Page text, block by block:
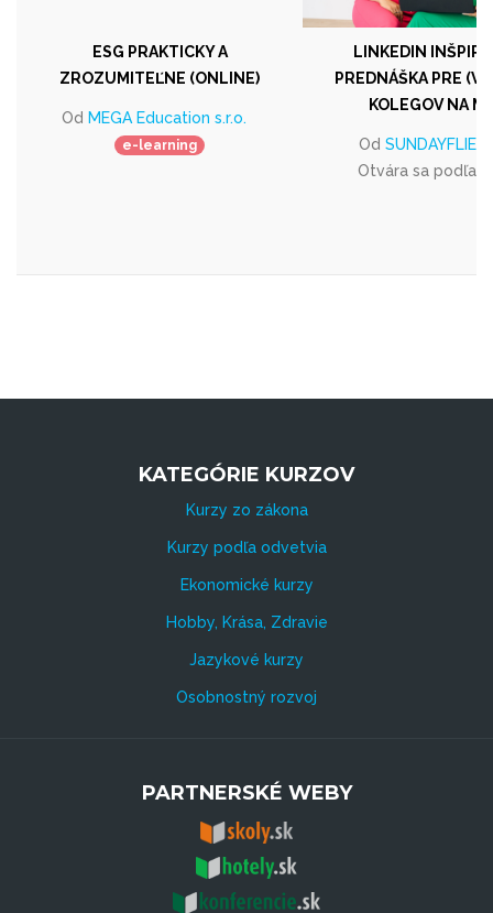
ESG PRAKTICKY A
ZROZUMITEĽNE (ONLINE)
Od MEGA Education s.r.o.
e-learning
LINKEDIN
PREDNÁŠKA PRE
KOLEGOV NA
Od SUNDAYFLIES
Otvára sa podľa
KATEGÓRIE KURZOV
Kurzy zo zákona
Kurzy podľa odvetvia
Ekonomické kurzy
Hobby, Krása, Zdravie
Jazykové kurzy
Osobnostný rozvoj
PARTNERSKÉ WEBY